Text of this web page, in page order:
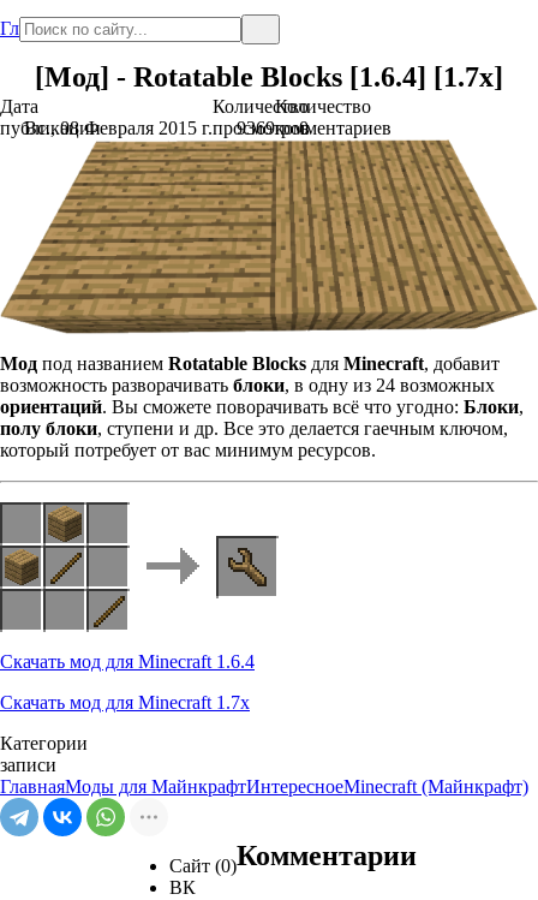
Главная
[Мод] - Rotatable Blocks [1.6.4] [1.7x]
Дата
публикации
Вс., 08 Февраля 2015 г.
Количество
просмотров
9369
Количество
комментариев
0
Мод под названием Rotatable Blocks для Minecraft, добавит
возможность разворачивать блоки, в одну из 24 возможных
ориентаций. Вы сможете поворачивать всё что угодно: Блоки,
полу блоки, ступени и др. Все это делается гаечным ключом,
который потребует от вас минимум ресурсов.
Скачать мод для Minecraft 1.6.4
Скачать мод для Minecraft 1.7x
Категории
записи
ГлавнаяМоды для МайнкрафтИнтересноеMinecraft (Майнкрафт)
Сайт (0)
ВК
Комментарии